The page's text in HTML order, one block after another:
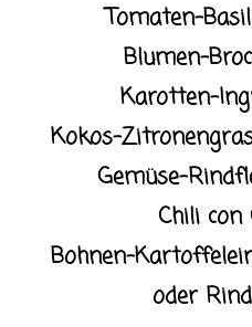
Tomaten-
Blumen-
Karotten-
Kokos-
Gemüse-
Chili con
Bohnen-
oder